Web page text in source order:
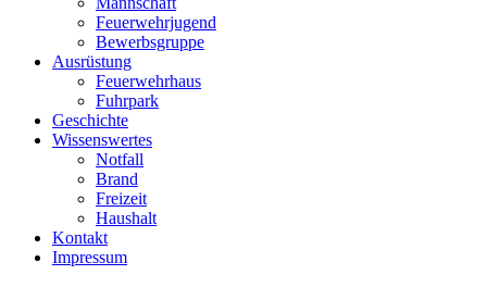
Feuerwehrjugend
Bewerbsgruppe
Ausrüstung
Feuerwehrhaus
Fuhrpark
Geschichte
Wissenswertes
Notfall
Brand
Freizeit
Haushalt
Kontakt
Impressum